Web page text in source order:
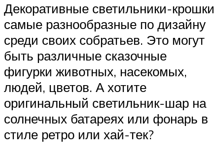
Декоративные светильники-крошки
самые разнообразные по дизайну
среди своих собратьев. Это могут
быть различные сказочные
фигурки животных, насекомых,
людей, цветов. А хотите
оригинальный светильник-шар на
солнечных батареях или фонарь в
стиле ретро или хай-тек?